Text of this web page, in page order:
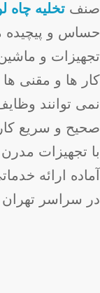
صنف تخلیه چاه
حساس و پیچیده
تجهیزات و
کار ها و مقنی ها
نمی توانند
صحیح و سریع
با تجهیزات
آماده ارائه
در سراسر